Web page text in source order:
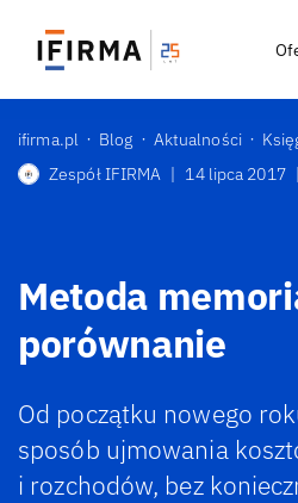
ifirma.pl Blog Aktualności
Zespół IFIRMA | 14 lipca 2017 |
Metoda
porównanie
Od początku nowego
sposób ujmowania
i rozchodów, bez